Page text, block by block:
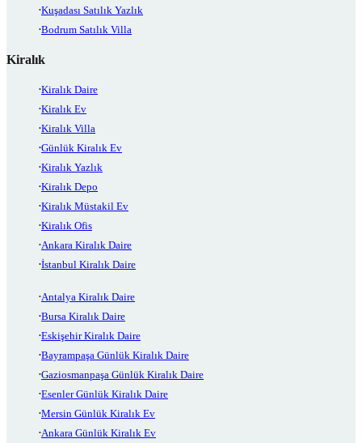
Kuşadası Satılık Yazlık
Bodrum Satılık Villa
Kiralık
Kiralık Daire
Kiralık Ev
Kiralık Villa
Günlük Kiralık Ev
Kiralık Yazlık
Kiralık Depo
Kiralık Müstakil Ev
Kiralık Ofis
Ankara Kiralık Daire
İstanbul Kiralık Daire
Antalya Kiralık Daire
Bursa Kiralık Daire
Eskişehir Kiralık Daire
Bayrampaşa Günlük Kiralık Daire
Gaziosmanpaşa Günlük Kiralık Daire
Esenler Günlük Kiralık Daire
Mersin Günlük Kiralık Ev
Ankara Günlük Kiralık Ev